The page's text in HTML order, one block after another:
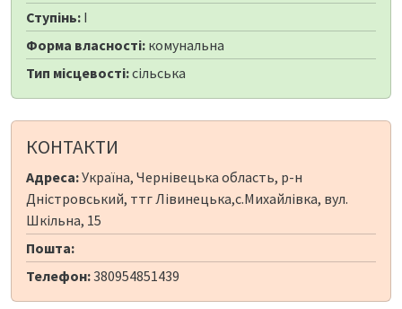
Ступінь: I
Форма власності: комунальна
Тип місцевості:сільська
КОНТАКТИ
Адреса:Україна, Чернівецька область, р-н
Дністровський, ттг Лівинецька,с.Михайлівка, вул.
Шкільна, 15
Пошта:
Телефон:380954851439